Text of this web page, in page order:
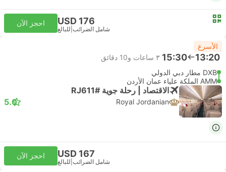
USD 176
شامل الضرائب للبالغ
احجز الآن
الأسرع
13:20
15:30 ٣ ساعات و‫10 دقائق
DXB مطار دبي الدولي
AMM الملكة علياء عمان الأردن
الاقتصاد | رحلة جوية #RJ611
Royal Jordanian
5.0
USD 167
شامل الضرائب للبالغ
احجز الآن